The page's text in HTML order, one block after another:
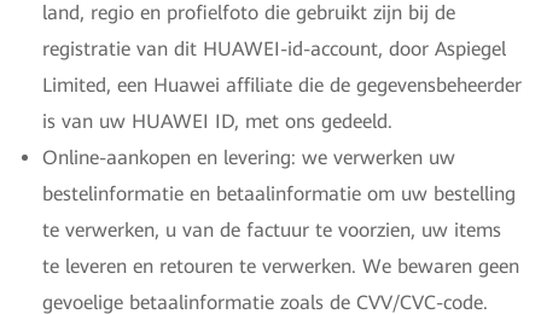
land, regio en profielfoto die gebruikt zijn bij de
registratie van dit HUAWEI-id-account, door Aspiegel
Limited, een Huawei affiliate die de gegevensbeheerder
is van uw HUAWEI ID, met ons gedeeld.
Online-aankopen en levering: we verwerken uw
bestelinformatie en betaalinformatie om uw bestelling
te verwerken, u van de factuur te voorzien, uw items
te leveren en retouren te verwerken. We bewaren geen
gevoelige betaalinformatie zoals de CVV/CVC-code.